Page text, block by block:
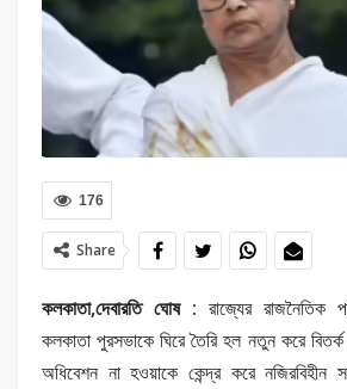
176
Share
কলকাতা,দেবারতি ঘোষ : রাজ্যের রাজনৈতিক
কলকাতা পুরসভাকে ঘিরে তৈরি হল নতুন করে
অধিবেশন না হওয়াকে কেন্দ্র করে নজিরবিহীন